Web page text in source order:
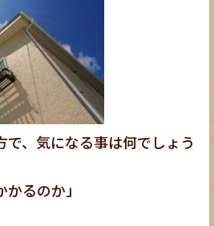
、気になる事は何でしょう
かるのか」